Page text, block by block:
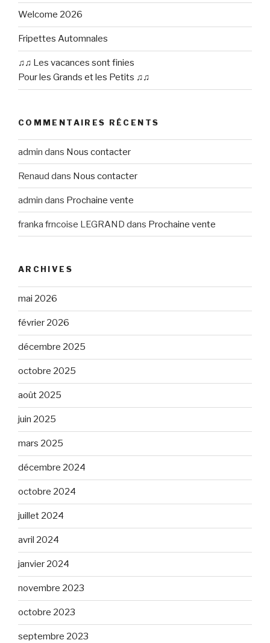
Welcome 2026
Fripettes Automnales
♫♫ Les vacances sont finies
Pour les Grands et les Petits ♫♫
COMMENTAIRES RÉCENTS
admin dans Nous contacter
Renaud dans Nous contacter
admin dans Prochaine vente
franka frncoise LEGRAND dans Prochaine vente
ARCHIVES
mai 2026
février 2026
décembre 2025
octobre 2025
août 2025
juin 2025
mars 2025
décembre 2024
octobre 2024
juillet 2024
avril 2024
janvier 2024
novembre 2023
octobre 2023
septembre 2023